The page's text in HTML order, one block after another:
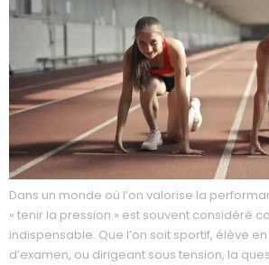
Dans un monde où l’on valorise la
« tenir la pression » est souvent considéré
indispensable. Que l’on soit sportif, élève
d’examen, ou dirigeant sous tension, la